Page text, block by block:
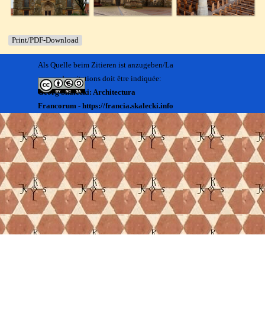
Print/PDF-Download
Als Quelle beim Zitieren ist anzugeben/La
source des citations doit être indiquée:
Georg Skalecki: Architectura
Francorum - https://francia.skalecki.info
Kontakt/Me contacter:
Francia@skalecki.info
Zurück zum Seiteninhalt